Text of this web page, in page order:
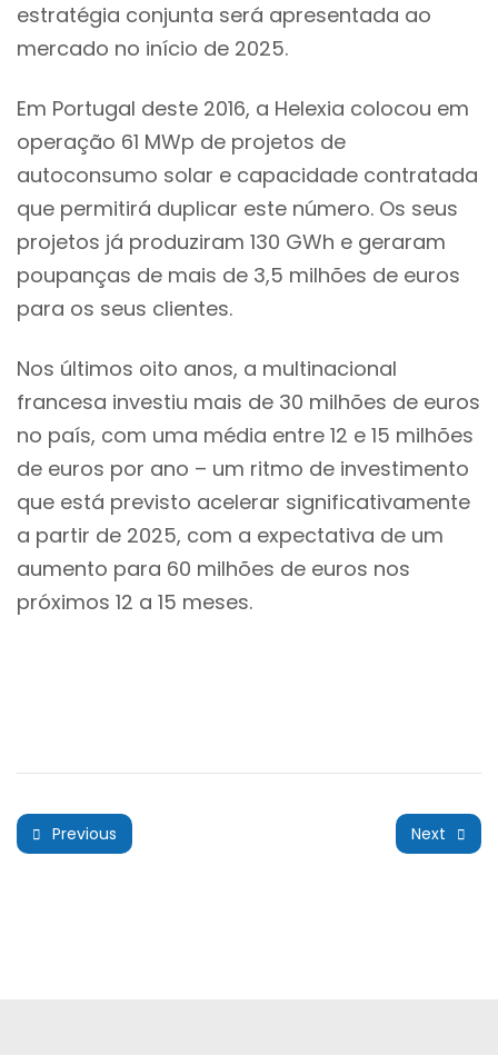
estratégia conjunta será apresentada ao
mercado no início de 2025.
Em Portugal deste 2016, a Helexia colocou em
operação 61 MWp de projetos de
autoconsumo solar e capacidade contratada
que permitirá duplicar este número. Os seus
projetos já produziram 130 GWh e geraram
poupanças de mais de 3,5 milhões de euros
para os seus clientes.
Nos últimos oito anos, a multinacional
francesa investiu mais de 30 milhões de euros
no país, com uma média entre 12 e 15 milhões
de euros por ano – um ritmo de investimento
que está previsto acelerar significativamente
a partir de 2025, com a expectativa de um
aumento para 60 milhões de euros nos
próximos 12 a 15 meses.
Previous Next